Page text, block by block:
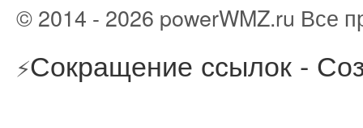
© 2014 - 2026 powerWMZ.ru Все
⚡Сокращение ссылок -